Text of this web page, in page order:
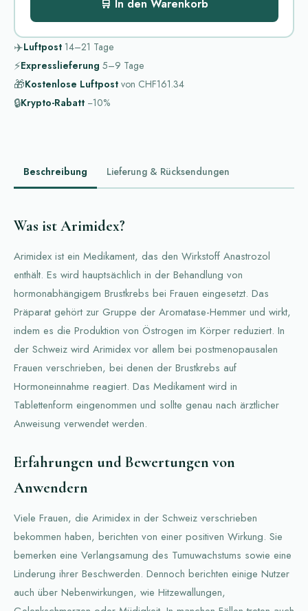
🛒 In den Warenkorb
✈️Luftpost 14–21 Tage
⚡Expresslieferung 5–9 Tage
🎁Kostenlose Luftpost von CHF161.34
🔒Krypto-Rabatt −10%
Beschreibung Lieferung & Rücksendungen
Was ist Arimidex?
Arimidex ist ein Medikament, das den Wirkstoff Anastrozol
enthält. Es wird hauptsächlich in der Behandlung von
hormonabhängigem Brustkrebs bei Frauen eingesetzt. Das
Präparat gehört zur Gruppe der Aromatase-Hemmer und wirkt,
indem es die Produktion von Östrogen im Körper reduziert. In
der Schweiz wird Arimidex vor allem bei postmenopausalen
Frauen verschrieben, bei denen der Brustkrebs auf
Hormoneinnahme reagiert. Das Medikament wird in
Tablettenform eingenommen und sollte genau nach ärztlicher
Anweisung verwendet werden.
Erfahrungen und Bewertungen von
Anwendern
Viele Frauen, die Arimidex in der Schweiz verschrieben
bekommen haben, berichten von einer positiven Wirkung. Sie
bemerken eine Verlangsamung des Tumuwachstums sowie eine
Linderung ihrer Beschwerden. Dennoch berichten einige Nutzer
auch über Nebenwirkungen, wie Hitzewallungen,